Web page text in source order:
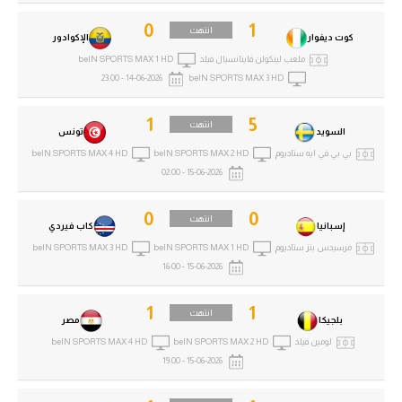
في المونديال
أمريكا
ركن الألعاب
أقسام خاصة
Gamers
ميركاتوبلجيكا 1 انتهت
مصر 1
لومين فيلد beIN SPORTS MAX 2 HD
beIN SPORTS MAX 4 HD
15-06-2026 - 19:00
إسبانيا 0 انتهت
كاب فيردي 0
مرسيدس بنز ستاديوم beIN SPORTS MAX 1 HD
beIN SPORTS MAX 3 HD
15-06-2026 - 16:00
السويد 5 انتهت
تونس 1
بي بي في ايه ستاديوم beIN SPORTS MAX 2 HD
beIN SPORTS MAX 4 HD
15-06-2026 - 02:00
كوت ديفوار 1 انتهت
الإكوادور 0
ملعب لينكولن فاينانسيال فيلد
beIN SPORTS MAX 1 HD
beIN SPORTS MAX 3 HD
14-06-2026 - 23:00